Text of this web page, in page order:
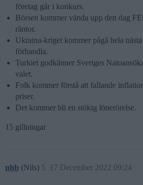
företag går i konkurs.
Börsen kommer vända upp den dag
räntor.
Ukraina-kriget kommer pågå hela
förhandla.
Turkiet godkänner Sveriges
valet.
Folk kommer förstå att fallande
priser.
Det kommer bli en stökig lönerörelse.
15 gillningar
nhb (Nils) 17 December 2022 09:24
5